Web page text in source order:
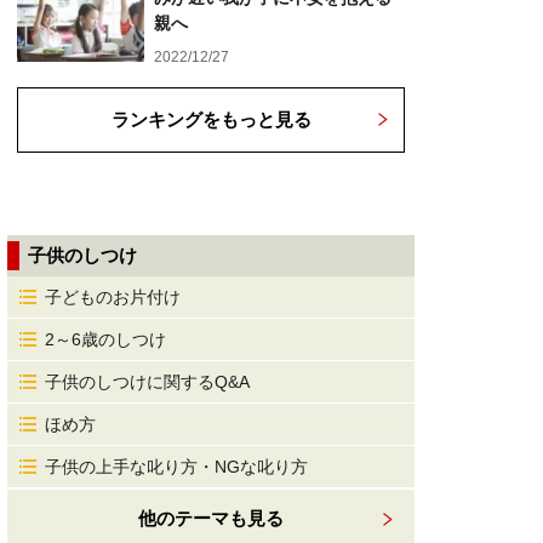
親へ
2022/12/27
ランキングをもっと見る
子供のしつけ
子どものお片付け
2～6歳のしつけ
子供のしつけに関するQ&A
ほめ方
子供の上手な叱り方・NGな叱り方
他のテーマも見る